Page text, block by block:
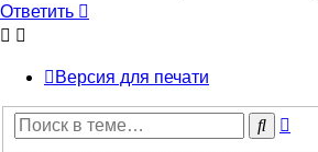
Ответить
Версия для печати
Поиск